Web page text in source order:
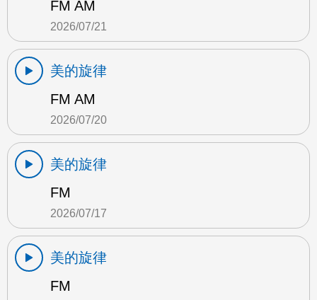
FM AM
2026/07/21
美的旋律
FM AM
2026/07/20
美的旋律
FM
2026/07/17
美的旋律
FM